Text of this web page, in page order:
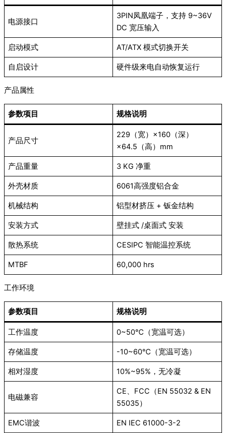
电源接口
3PIN凤凰端子，支持 9~36V
DC 宽压输入
启动模式 AT/ATX 模式切换开关
自启设计 硬件级来电自动恢复运行
产品属性
参数项目 规格说明
产品尺寸
229（宽）×160（深）
×64.5（高）mm
产品重量 3 KG 净重
外壳材质 6061高强度铝合金
机械结构 铝型材挤压 + 钣金结构
安装方式 壁挂式 /桌面式 安装
散热系统 CESIPC 智能温控系统
MTBF 60,000 hrs
工作环境
参数项目 规格说明
工作温度 0~50℃（宽温可选）
存储温度 -10~60℃（宽温可选）
相对湿度 10%~95%，无冷凝
电磁兼容
CE、FCC（EN 55032 & EN
55035）
EMC谐波 EN IEC 61000-3-2